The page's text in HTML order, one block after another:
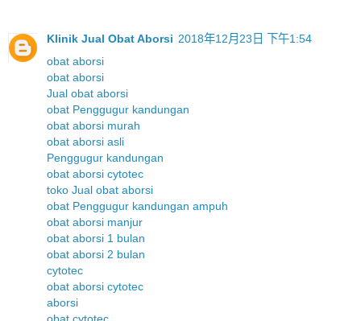
Klinik Jual Obat Aborsi 2018年12月23日 下午1:54
obat aborsi
obat aborsi
Jual obat aborsi
obat Penggugur kandungan
obat aborsi murah
obat aborsi asli
Penggugur kandungan
obat aborsi cytotec
toko Jual obat aborsi
obat Penggugur kandungan ampuh
obat aborsi manjur
obat aborsi 1 bulan
obat aborsi 2 bulan
cytotec
obat aborsi cytotec
aborsi